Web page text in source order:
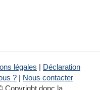
légales | Déclaration
? | Nous contacter
Copyright donc la